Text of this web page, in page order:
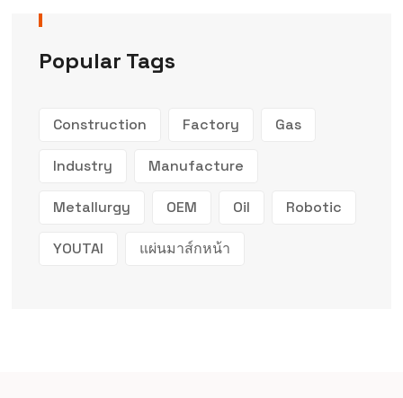
Popular Tags
Construction Factory Gas
Industry Manufacture
Metallurgy OEM Oil Robotic
YOUTAI แผ่นมาส์กหน้า